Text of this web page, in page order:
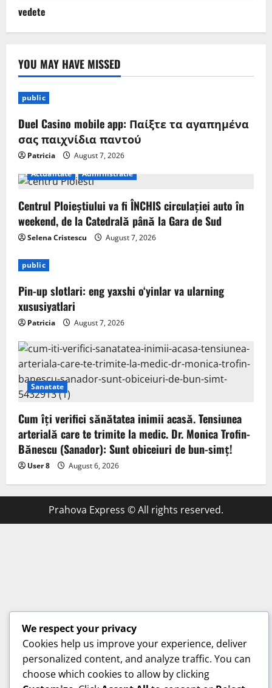
vedete
YOU MAY HAVE MISSED
public
Duel Casino mobile app: Παίξτε τα αγαπημένα
σας παιχνίδια παντού
Patricia
August 7, 2026
Actualitate
Administratie
Centrul Ploieștiului va fi ÎNCHIS circulației auto în
weekend, de la Catedrală până la Gara de Sud
Selena Cristescu August 7, 2026
public
Pin-up slotlari: eng yaxshi o‘yinlar va ularning
xususiyatlari
Patricia August 7, 2026
Sanatate
Cum îți verifici sănătatea inimii acasă. Tensiunea
arterială care te trimite la medic. Dr. Monica Trofin-
Bănescu (Sanador): Sunt obiceiuri de bun-simț!
User 8 August 6, 2026
Prahova Express © All rights reserved.
We respect your privacy
Cookies help us improve your experience, deliver
personalized content, and analyze traffic. You can
choose which cookies to allow by clicking